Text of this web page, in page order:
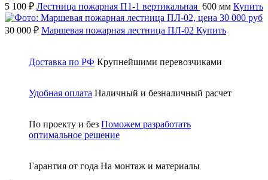
5 100 ₽ Лестница пожарная П1-1 вертикальная 600 мм Купить
30 000 ₽ Маршевая пожарная лестница ПЛ-02 Купить
Доставка по РФ Крупнейшими перевозчиками
Удобная оплата Наличный и безналичный расчет
По проекту и без Поможем разработать
оптимальное решение
Гарантия от года На монтаж и материалы